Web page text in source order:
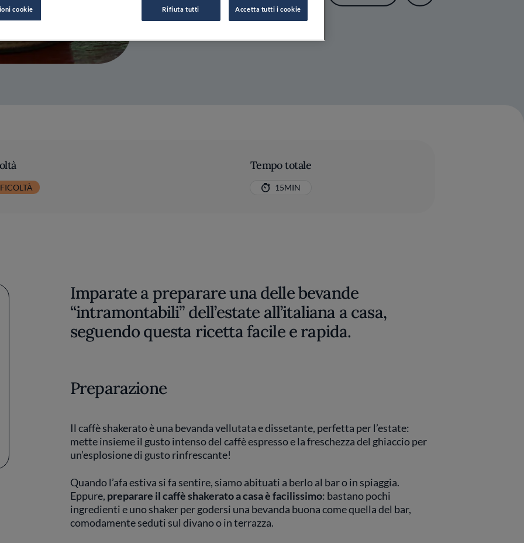
Tempo totale
15MIN
Imparate a preparare una delle bevande
“intramontabili” dell’estate all’italiana a casa,
seguendo questa ricetta facile e rapida.
Preparazione
Il caffè shakerato è una bevanda vellutata e dissetante, perfetta per l’estate:
mette insieme il gusto intenso del caffè espresso e la freschezza del ghiaccio per
un’esplosione di gusto rinfrescante!
Quando l’afa estiva si fa sentire, siamo abituati a berlo al bar o in spiaggia.
Eppure, preparare il caffè shakerato a casa è facilissimo: bastano pochi
ingredienti e uno shaker per godersi una bevanda buona come quella del bar,
comodamente seduti sul divano o in terrazza.
cookie Rifiuta tutti Accetta tutti i cookie